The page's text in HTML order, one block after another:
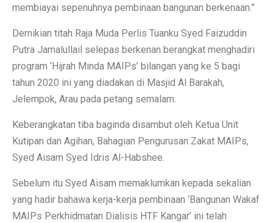
membiayai sepenuhnya pembinaan bangunan berkenaan.”
Demikian titah Raja Muda Perlis Tuanku Syed Faizuddin
Putra Jamalullail selepas berkenan berangkat menghadiri
program ‘Hijrah Minda MAIPs’ bilangan yang ke 5 bagi
tahun 2020 ini yang diadakan di Masjid Al Barakah,
Jelempok, Arau pada petang semalam.
Keberangkatan tiba baginda disambut oleh Ketua Unit
Kutipan dan Agihan, Bahagian Pengurusan Zakat MAIPs,
Syed Aisam Syed Idris Al-Habshee.
Sebelum itu Syed Aisam memaklumkan kepada sekalian
yang hadir bahawa kerja-kerja pembinaan ‘Bangunan Wakaf
MAIPs Perkhidmatan Dialisis HTF Kangar’ ini telah